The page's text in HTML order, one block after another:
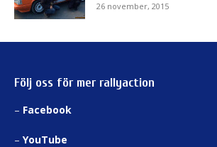
26 november, 2015
Följ oss för mer rallyaction
– Facebook
– YouTube